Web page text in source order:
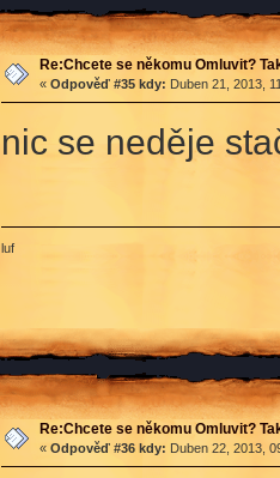
Re:Chcete se někomu Omluvit?
« Odpověď #35 kdy: Duben 21, 2013,
nic se neděje
luf
Re:Chcete se někomu Omluvit?
« Odpověď #36 kdy: Duben 22, 2013,